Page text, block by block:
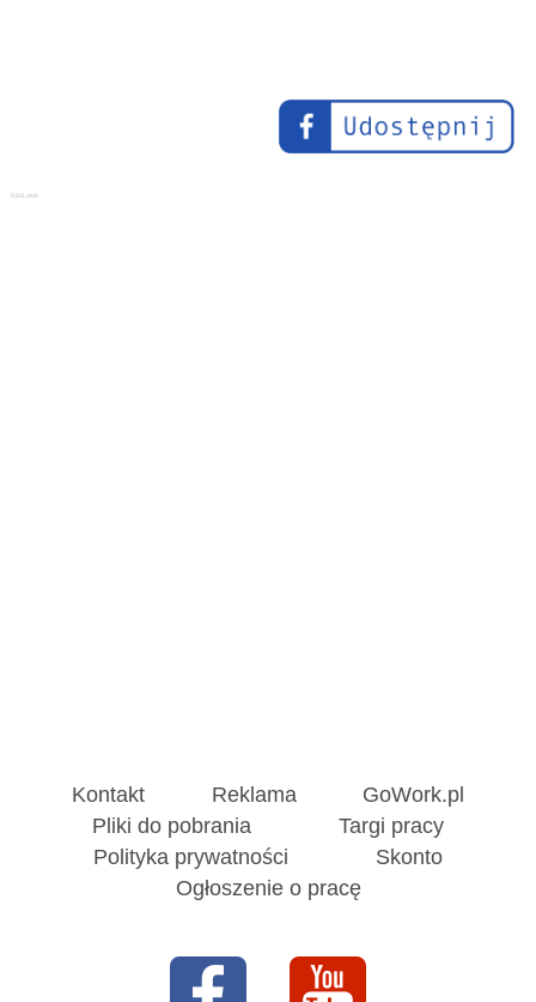
Kontakt Reklama
GoWork.pl
Pliki do pobrania
Targi pracy
Polityka prywatności
Skonto
Ogłoszenie o pracę